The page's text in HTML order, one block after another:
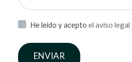
He leído y acepto el aviso legal
ENVIAR